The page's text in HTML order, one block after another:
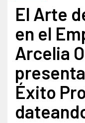
El Arte
en el
Arcelia
Éxito